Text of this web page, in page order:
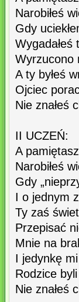
Narobiłeś
Gdy
Wygadałeś
Wyrzucono
A ty byłeś
Ojciec
Nie znałeś
II UCZEŃ:
A
Narobiłeś
Gdy
I o jednym
Ty zaś
Przepisać
Mnie na
I jedynkę
Rodzice byli
Nie znałeś